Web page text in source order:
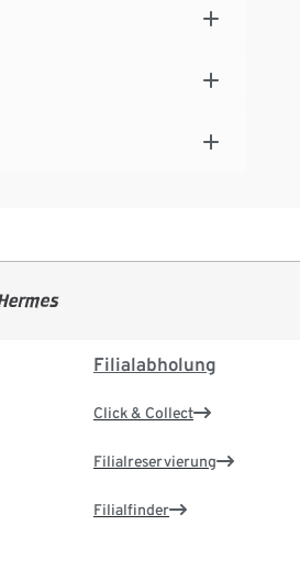
Filialabholung
Click & Collect
Filialreservierung
Filialfinder